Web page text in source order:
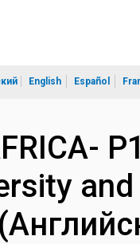
English Español
and